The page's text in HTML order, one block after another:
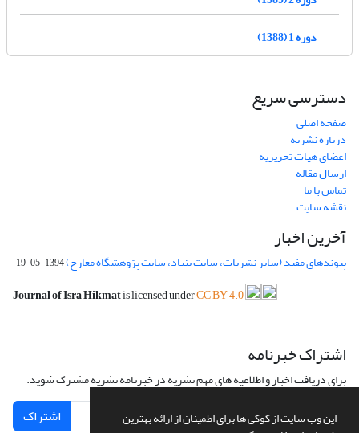
این وب سایت از کوکی ها برای اطمینان از ارائه بهترین
دوره 1 (1388)
دسترسی سریع
صفحه اصلی
درباره نشریه
اعضای هیات تحریریه
ارسال مقاله
تماس با ما
نقشه سایت
آخرین اخبار
پیوندهای مفید (سایر نشریات، سایت بنیاد، سایت پژوهشگاه معارج)1394-05-19
Journal of Isra Hikmatis licensed underCC BY 4.0
اشتراک خبرنامه
برای دریافت اخبار و اطلاعیه های مهم نشریه در خبرنامه نشریه مشترک شوید.
اشتراک